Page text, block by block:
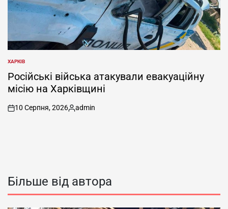
ОПУБЛІКУВАТИ
У
ХАРКІВ
Російські війська атакували евакуаційну
місію на Харківщині
on
10 Серпня, 2026
Опубліковано
admin
Більше від автора